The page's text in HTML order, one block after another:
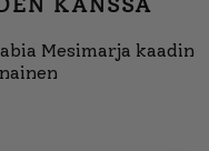
Mesimarja kaadin